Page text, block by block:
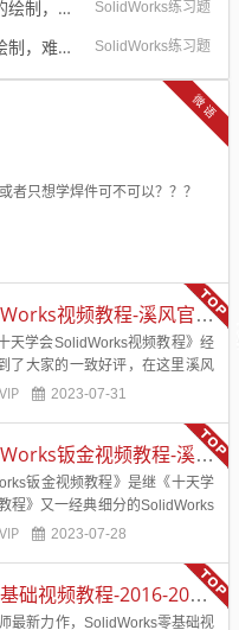
SolidWorks练习题
SolidWorks经典建模之钻头刀具的绘制，螺纹收尾是关键技巧
SolidWorks练习题
SolidWorks练习题之矿泉水瓶的绘制，难度不大主要是顶部螺纹的处理
者只想学焊件可不可以？？？
微语
十天学会SolidWorks视频教程-溪风官方原版更新完毕
天学会SolidWorks视频教程》经
了大家的一致好评，在这里溪风
给一直支持溪
希望大家能够从《十天学会...
2023-07-31
十天学会SolidWorks钣金视频教程-溪风老师又一经典力作
钣金视频教程》是继《十天学
程》又一经典细分的SolidWorks
SolidWorks钣金这一块的教程，
2023-07-28
SolidWorks零基础视频教程-2016-2025版学习必备